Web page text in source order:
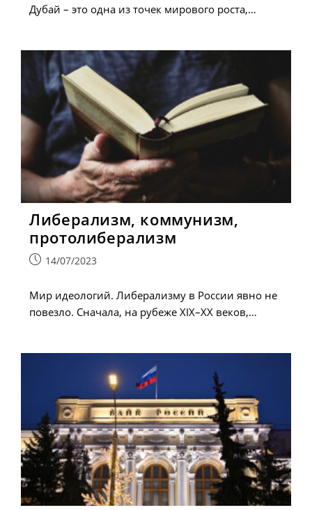
Дубай – это одна из точек мирового роста,…
Либерализм, коммунизм,
протолиберализм
Запись14/07/2023
Мир идеологий. Либерализму в России явно не
повезло. Сначала, на рубеже XIX–XX веков,…